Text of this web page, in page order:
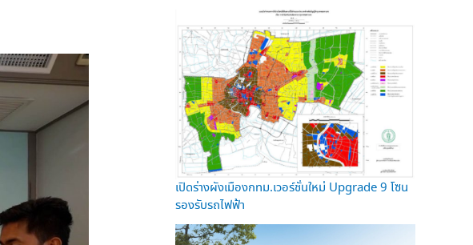
เปิดร่างผังเมืองกทม.เวอร์ชั่นใหม่ Upgrade 9 โซน
รองรับรถไฟฟ้า